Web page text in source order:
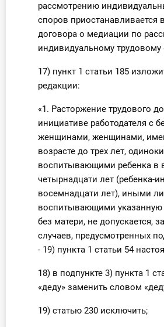
рассмотрению
споров приостанавливается
договора о медиации по
индивидуальному трудовому
17) пункт 1 статьи 185
редакции:
«1. Расторжение трудового
инициативе работодателя с
женщинами, женщинами,
возрасте до трех лет,
воспитывающими ребенка в
четырнадцати лет (ребенка-
восемнадцати лет), иными
воспитывающими указанную
без матери, не допускается,
случаев, предусмотренных
- 19) пункта 1 статьи 54
18) в подпункте 3) пункта 1
«деду» заменить словом
19) статью 230 исключить;